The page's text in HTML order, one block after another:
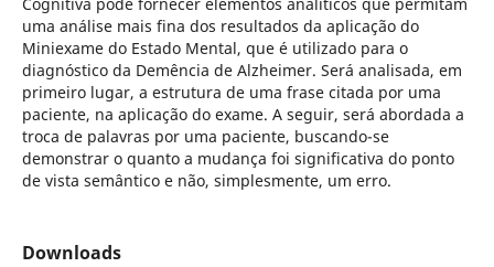
uma análise mais fina dos resultados da aplicação do
Miniexame do Estado Mental, que é utilizado para o
diagnóstico da Demência de Alzheimer. Será analisada, em
primeiro lugar, a estrutura de uma frase citada por uma
paciente, na aplicação do exame. A seguir, será abordada a
troca de palavras por uma paciente, buscando-se
demonstrar o quanto a mudança foi significativa do ponto
de vista semântico e não, simplesmente, um erro.
Downloads